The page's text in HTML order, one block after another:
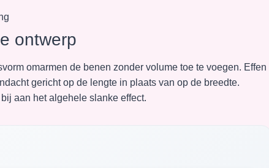
ontwerp
omarmen de benen zonder volume toe te voegen. Effen
gericht op de lengte in plaats van op de breedte.
aan het algehele slanke effect.